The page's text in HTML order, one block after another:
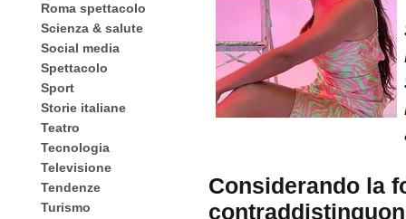
Roma spettacolo
Scienza & salute
Social media
Spettacolo
Sport
Storie italiane
Teatro
Tecnologia
Televisione
Tendenze
Turismo
Considerando la